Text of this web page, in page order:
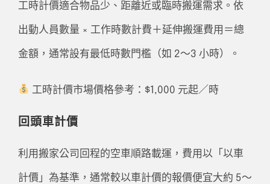
工時計價適合物品少、距離近或臨時搬運需求。依
出動人員數量 × 工作時數計費＋延伸搬運費用＝總
金額，通常設有最低時數門檻（如 2～3 小時）。
工時計價市場價格參考：$1,000 元起／時
回頭車計價
利用搬家公司回程的空車順路載運，費用以「以車
計價」為基準，通常較以車計價的報價便宜大約 5～